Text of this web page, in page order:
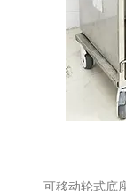
可移动轮式底